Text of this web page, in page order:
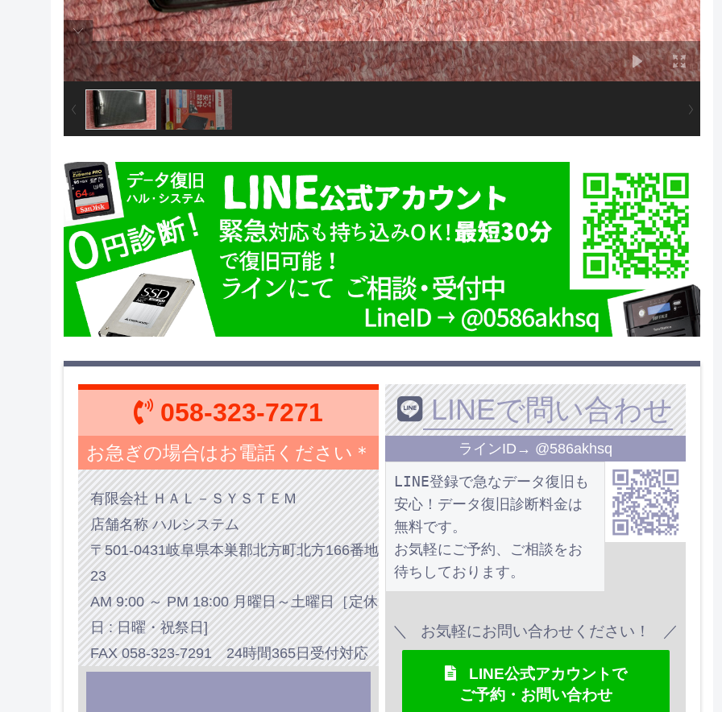
058-323-7271
お急ぎの場合はお電話ください＊
有限会社 ＨＡＬ－ＳＹＳＴＥＭ
店舗名称 ハルシステム
〒501-0431岐阜県本巣郡北方町北方166番地
23
AM 9:00 ～ PM 18:00 月曜日～土曜日［定休
日 : 日曜・祝祭日]
FAX 058-323-7291 24時間365日受付対応
LINEで問い合わせ
ラインID→ @586akhsq
LINE登録で急なデータ復旧も
安心！データ復旧診断料金は
無料です。
お気軽にご予約、ご相談をお
待ちしております。
お気軽にお問い合わせください！
LINE公式アカウントで
ご予約・お問い合わせ